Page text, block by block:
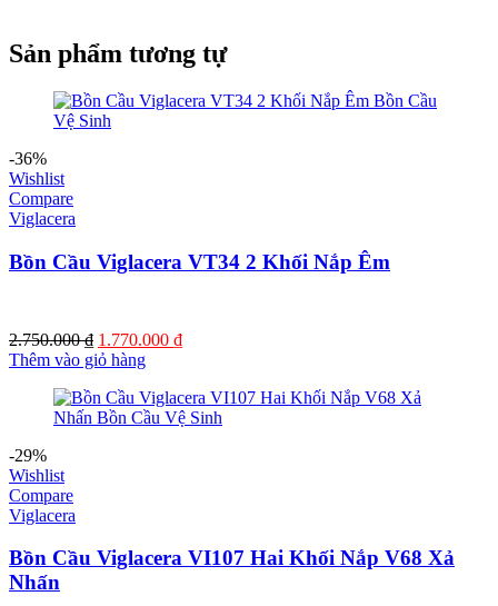
Sản phẩm tương tự
-36%
Wishlist
Compare
Viglacera
Bồn Cầu Viglacera VT34 2 Khối Nắp Êm
2.750.000₫ Giá
gốc
2.750.000 ₫.
1.770.000 ₫Giá
là:
1.770.000 ₫.
Thêm vào giỏ hàng
-29%
Wishlist
Compare
Viglacera
Bồn Cầu Viglacera VI107 Hai Khối Nắp V68 Xả
Nhấn